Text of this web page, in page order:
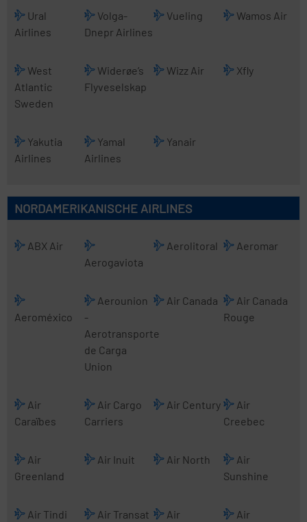
Ural
Airlines
Volga-
Dnepr Airlines
Vueling Wamos Air
West
Atlantic
Sweden
Widerøe’s
Flyveselskap
Wizz Air Xfly
Yakutia
Airlines
Yamal
Airlines
Yanair
NORDAMERIKANISCHE AIRLINES
ABX Air
Aerogaviota
Aerolitoral Aeromar
Aeroméxico
Aerounion
-
Aerotransporte
de Carga
Union
Air Canada
Air Canada
Rouge
Air
Caraïbes
Air Cargo
Carriers
Air Century
Air
Creebec
Air
Greenland
Air Inuit Air North
Air
Sunshine
Air Tindi Air Transat
Air
Air